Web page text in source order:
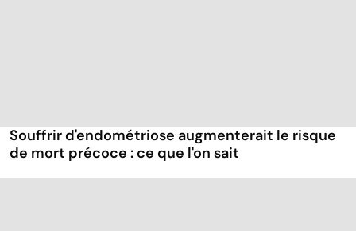
Souffrir d'endométriose augmenterait le risque
de mort précoce : ce que l'on sait